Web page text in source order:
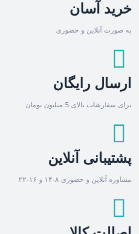
خرید آسان
به صورت آنلاین و حضوری
ارسال رایگان
برای سفارشات بالای 5 میلیون تومان
پشتیبانی آنلاین
مشاوره آنلاین و حضوری ۸-۱۴ و ۱۶-۲۲